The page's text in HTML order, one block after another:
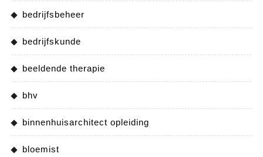
bedrijfsbeheer
bedrijfskunde
beeldende therapie
bhv
binnenhuisarchitect opleiding
bloemist